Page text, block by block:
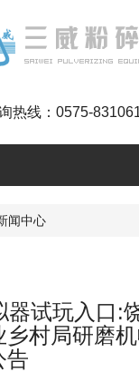
热线： 0575-
闻中心
器试玩入口:
乡村局研磨
告